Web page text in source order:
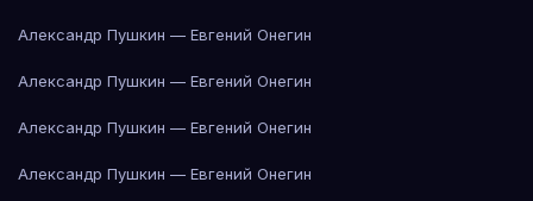
Александр Пушкин — Евгений Онегин
Александр Пушкин — Евгений Онегин
Александр Пушкин — Евгений Онегин
Александр Пушкин — Евгений Онегин